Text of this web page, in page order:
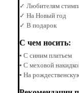
✓ Любителям
✓ На Новый год
✓ В подарок
С чем носить:
• С синим платьем
• С меховой
• На